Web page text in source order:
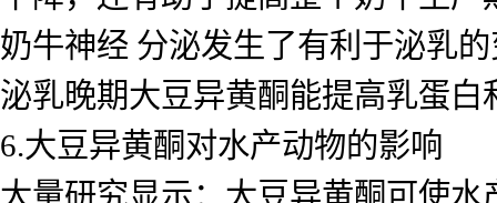
奶牛神经 分泌发生了有利于泌乳
泌乳晚期大豆异黄酮能提高乳蛋
6.大豆异黄酮对水产动物的影响
大量研究显示：大豆异黄酮可使水